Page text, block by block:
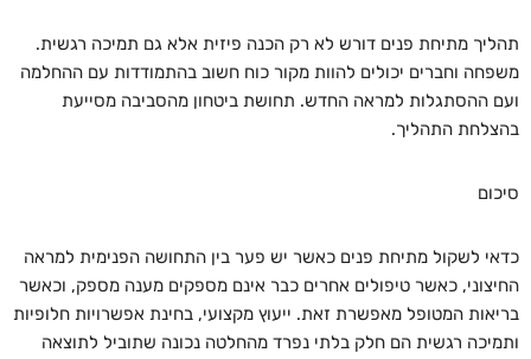
תהליך מתיחת פנים דורש לא רק הכנה פיזית אלא גם תמיכה רגשית.
משפחה וחברים יכולים להוות מקור כוח חשוב בהתמודדות עם ההחלמה
ועם ההסתגלות למראה החדש. תחושת ביטחון מהסביבה מסייעת
בהצלחת התהליך.
סיכום
כדאי לשקול מתיחת פנים כאשר יש פער בין התחושה הפנימית למראה
החיצוני, כאשר טיפולים אחרים כבר אינם מספקים מענה מספק, וכאשר
בריאות המטופל מאפשרת זאת. ייעוץ מקצועי, בחינת אפשרויות חלופיות
ותמיכה רגשית הם חלק בלתי נפרד מהחלטה נכונה שתוביל לתוצאה